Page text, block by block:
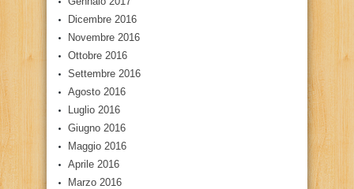
Dicembre 2016
Novembre 2016
Ottobre 2016
Settembre 2016
Agosto 2016
Luglio 2016
Giugno 2016
Maggio 2016
Aprile 2016
Marzo 2016